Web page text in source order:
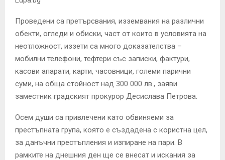
Проведени са претърсвания, изземвания на различни
обекти, огледи и обиски, част от които в условията на
неотложност, иззети са много доказателства –
мобилни телефони, тефтери със записки, фактури,
касови апарати, карти, часовници, големи парични
суми, на обща стойност над 300 000 лв., заяви
заместник градският прокурор Десислава Петрова.
Осем души са привлечени като обвиняеми за
престъпната група, която е създадена с користна цел,
за данъчни престъпления и изпиране на пари. В
рамките на днешния ден ще се внесат и искания за